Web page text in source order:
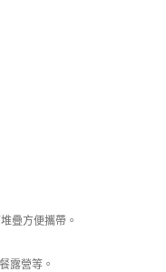
疊方便攜帶。
露營等。